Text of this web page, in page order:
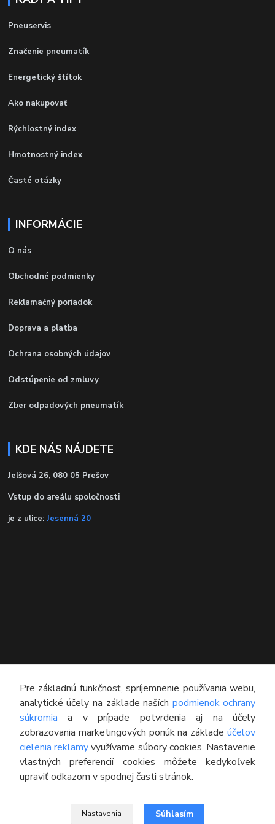
Pneuservis
Značenie pneumatík
Energetický štítok
Ako nakupovať
Rýchlostný index
Hmotnostný index
Časté otázky
INFORMÁCIE
O nás
Obchodné podmienky
Reklamačný poriadok
Doprava a platba
Ochrana osobných údajov
Odstúpenie od zmluvy
Zber odpadových pneumatík
KDE NÁS NÁJDETE
Jelšová 26, 080 05 Prešov
Vstup do areálu spoločnosti
je z ulice: Jesenná 20
KONTAKT
Technický poradca
0948 609 608
(Po-Pia, 8:00-16:30)
info@pneumatikyaprotektory.sk
Pre základnú funkčnosť, spríjemnenie používania webu,
analytické účely na základe naších podmienok ochrany
súkromia a v prípade potvrdenia aj na účely
zobrazovania marketingových ponúk na základeúčelov
cielenia reklamyvyužívame súbory cookies. Nastavenie
vlastných preferencií cookies môžete kedykoľvek
upraviť odkazom v spodnej časti stránok.
Nastavenia Súhlasím